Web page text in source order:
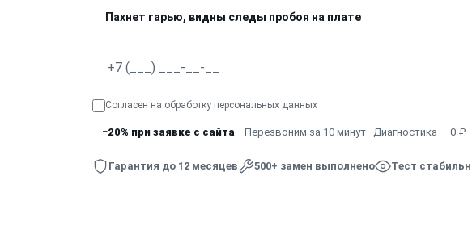
Пахнет гарью, видны следы пробоя на плате
Согласен на обработку персональных данных
−20% при заявке с сайта Перезвоним за 10 минут · Диагностика — 0 ₽
Гарантия до 12 месяцев 500+ замен выполнено Тест